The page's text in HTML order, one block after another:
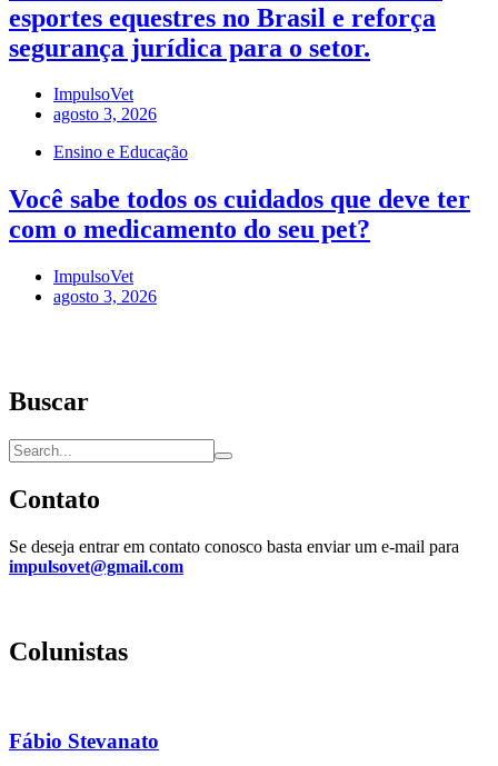
esportes equestres no Brasil e reforça
segurança jurídica para o setor.
ImpulsoVet
agosto 3, 2026
Ensino e Educação
Você sabe todos os cuidados que deve ter
com o medicamento do seu pet?
ImpulsoVet
agosto 3, 2026
Buscar
Contato
Se deseja entrar em contato conosco basta enviar um e-mail para
impulsovet@gmail.com
Colunistas
Fábio Stevanato